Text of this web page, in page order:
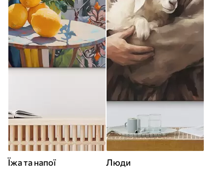
Їжа та напої Люди